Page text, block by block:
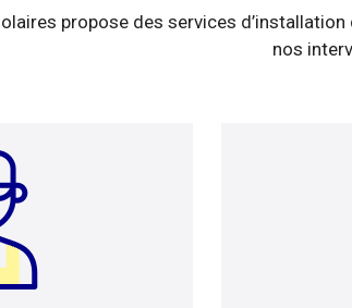
propose des services
nos